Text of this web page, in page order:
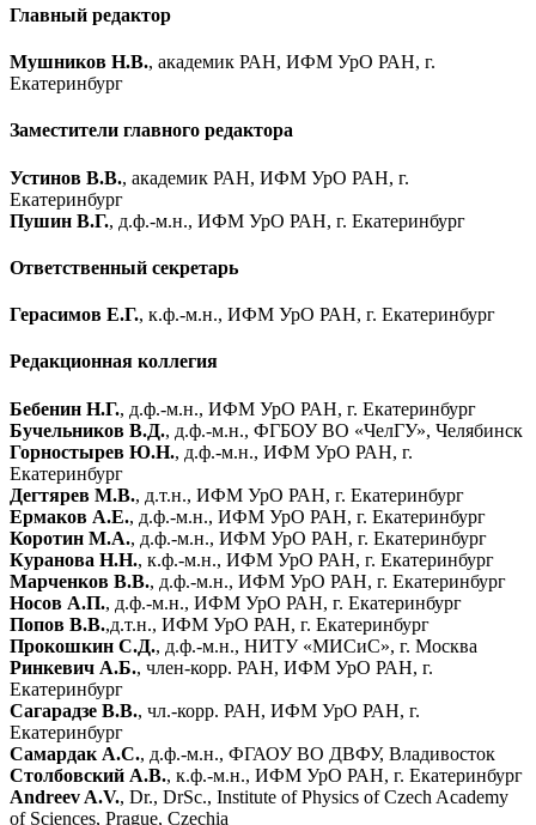
Главный редактор
Мушников Н.В., академик РАН, ИФМ УрО РАН, г.
Екатеринбург
Заместители главного редактора
Устинов В.В., академик РАН, ИФМ УрО РАН, г.
Екатеринбург
Пушин В.Г., д.ф.-м.н., ИФМ УрО РАН, г. Екатеринбург
Ответственный секретарь
Герасимов Е.Г., к.ф.-м.н., ИФМ УрО РАН, г. Екатеринбург
Редакционная коллегия
Бебенин Н.Г., д.ф.-м.н., ИФМ УрО РАН, г. Екатеринбург
Бучельников В.Д., д.ф.-м.н., ФГБОУ ВО «ЧелГУ», Челябинск
Горностырев Ю.Н., д.ф.-м.н., ИФМ УрО РАН, г.
Екатеринбург
Дегтярев М.В., д.т.н., ИФМ УрО РАН, г. Екатеринбург
Ермаков А.Е., д.ф.-м.н., ИФМ УрО РАН, г. Екатеринбург
Коротин М.А., д.ф.-м.н., ИФМ УрО РАН, г. Екатеринбург
Куранова Н.Н., к.ф.-м.н., ИФМ УрО РАН, г. Екатеринбург
Марченков В.В., д.ф.-м.н., ИФМ УрО РАН, г. Екатеринбург
Носов А.П., д.ф.-м.н., ИФМ УрО РАН, г. Екатеринбург
Попов В.В.,д.т.н., ИФМ УрО РАН, г. Екатеринбург
Прокошкин С.Д., д.ф.-м.н., НИТУ «МИСиС», г. Москва
Ринкевич А.Б., член-корр. РАН, ИФМ УрО РАН, г.
Екатеринбург
Сагарадзе В.В., чл.-корр. РАН, ИФМ УрО РАН, г.
Екатеринбург
Самардак А.С., д.ф.-м.н., ФГАОУ ВО ДВФУ, Владивосток
Столбовский А.В., к.ф.-м.н., ИФМ УрО РАН, г. Екатеринбург
Andreev A.V., Dr., DrSc., Institute of Physics of Czech Academy
of Sciences, Prague, Czechia